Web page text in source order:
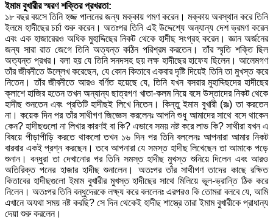
ইমাম বুখারীর স্মরণ শক্তির প্রখরতা:
১৮ বছর বয়সে তিনি হজ্জ পালনের জন্য মক্কায় গমণ করেন। মক্কায় অবস্থান করে তিনি
ইলমে হাদীছের চর্চা শুরু করেন। অতঃপর তিনি এই উদ্দেশ্যে অন্যান্য দেশ ভ্রমণ করেন
এবং এক হাজারেরও অধিক মুহাদ্দিছের নিকট থেকে হাদীছ সংগ্রহ করেন। জ্ঞান অর্জনের
জন্য সারা রাত জেগে তিনি অত্যন্ত কঠিন পরিশ্রম করতেন। তাঁর স্মৃতি শক্তি ছিল
অত্যন্ত প্রখর। বলা হয় যে তিনি সনদসহ ছয় লক্ষ হাদীছের হাফেয ছিলেন। আলেমগণ
তাঁর জীবনীতে উল্লেখ করেছেন, যে কোন কিতাবে একবার দৃষ্টি দিয়েই তিনি তা মুখস্ত করে
নিতেন। তাঁর জীবনীতে আরও বর্ণিত হয়েছে যে, তিনি যখন বসরার মুহাদ্দিছদের হাদীছের
ক্লাশে হাজির হতেন তখন অন্যান্য ছাত্রগণ খাতা-কলম নিয়ে বসে উস্তাদের নিকট থেকে
হাদীছ শুনতেন এবং প্রতিটি হাদীছই লিখে নিতেন। কিন্তু ইমাম বুখারী (রঃ) তা করতেন
না। কয়েক দিন পর তাঁর সাথীগণ জিজ্ঞেস করলেনঃ আপনি শুধু আমাদের সাথে বসে থাকেন
কেন? হাদীছগুলো না লিখার কারণই বা কি? এভাবে সময় নষ্ট করে লাভ কি? সাথীরা যখন এ
বিষয়ে পীড়াপীড়ি করতে থাকলো তখন ১৬ দিন পর তিনি বললেনঃ আপনারা আমার নিকট
বারবার একই প্রশ্ন করছেন। তবে আপনারা যে সমস্ত হাদীছ লিখেছেন তা আমাকে পড়ে
শুনান। বন্ধুরা তা দেখানোর পর তিনি সমস্ত হাদীছ মুখস্ত শুনিয়ে দিলেন এবং আরও
অতিরিক্ত পনের হাজার হাদীছ শুনালেন। অতঃপর তাঁর সাথীগণ তাদের কাছে রক্ষিত
কিতাবের হাদীছগুলো ইমাম বুখারীর মুখস্ত হাদীছের সাথে মিলিয়ে ভুল-ভ্রান্তি ঠিক করে
নিলেন। অতঃপর তিনি বন্ধুদেরকে লক্ষ্য করে বললেনঃ এরপরও কি তোমরা বলবে যে, আমি
এখানে অযথা সময় নষ্ট করছি? সে দিন থেকেই হাদীছ শাস্ত্রে তারা ইমাম বুখারীকে প্রাধান্য
দেয়া শুরু করলেন।